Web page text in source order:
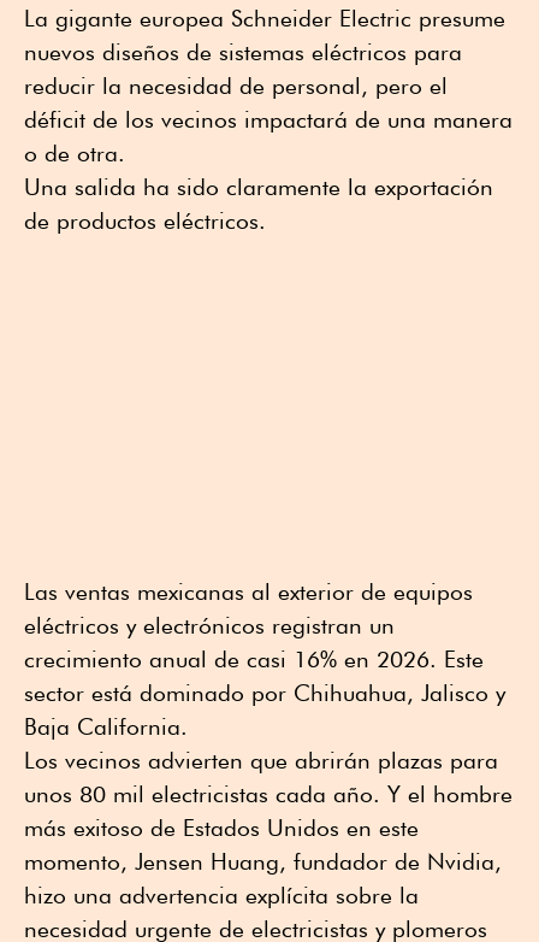
La gigante europea Schneider Electric presume
nuevos diseños de sistemas eléctricos para
reducir la necesidad de personal, pero el
déficit de los vecinos impactará de una manera
o de otra.
Una salida ha sido claramente la exportación
de productos eléctricos.
Las ventas mexicanas al exterior de equipos
eléctricos y electrónicos registran un
crecimiento anual de casi 16% en 2026. Este
sector está dominado por Chihuahua, Jalisco y
Baja California.
Los vecinos advierten que abrirán plazas para
unos 80 mil electricistas cada año. Y el hombre
más exitoso de Estados Unidos en este
momento, Jensen Huang, fundador de Nvidia,
hizo una advertencia explícita sobre la
necesidad urgente de electricistas y plomeros